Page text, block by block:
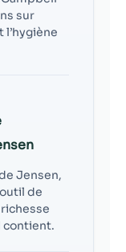
sur
l’hygiène
Jensen,
de
contient.